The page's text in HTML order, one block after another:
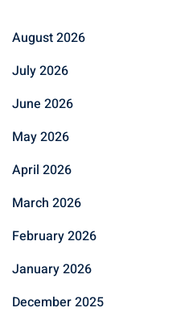
August 2026
July 2026
June 2026
May 2026
April 2026
March 2026
February 2026
January 2026
December 2025